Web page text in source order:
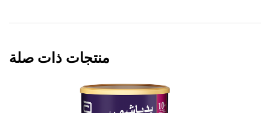
منتجات ذات صلة